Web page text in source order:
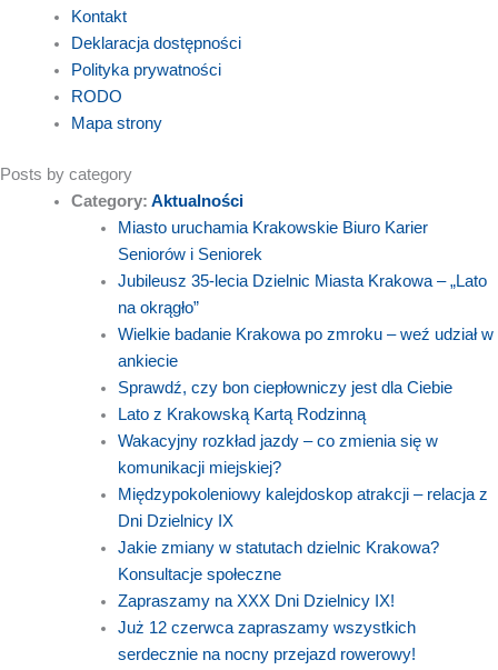
Kontakt
Deklaracja dostępności
Polityka prywatności
RODO
Mapa strony
Posts by category
Category: Aktualności
Miasto uruchamia Krakowskie Biuro Karier
Seniorów i Seniorek
Jubileusz 35-lecia Dzielnic Miasta Krakowa – „Lato
na okrągło”
Wielkie badanie Krakowa po zmroku – weź udział w
ankiecie
Sprawdź, czy bon ciepłowniczy jest dla Ciebie
Lato z Krakowską Kartą Rodzinną
Wakacyjny rozkład jazdy – co zmienia się w
komunikacji miejskiej?
Międzypokoleniowy kalejdoskop atrakcji – relacja z
Dni Dzielnicy IX
Jakie zmiany w statutach dzielnic Krakowa?
Konsultacje społeczne
Zapraszamy na XXX Dni Dzielnicy IX!
Już 12 czerwca zapraszamy wszystkich
serdecznie na nocny przejazd rowerowy!